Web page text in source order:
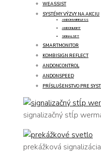
WEASSIST
SYSTÉMY VÝZVY NA AKCIU
ANDONWIRELESS
ANDONLIGHT
SIGNALSET
SMARTMONITOR
KOMBISIGN REFLECT
ANDONCONTROL
ANDONSPEED
PRÍSLUŠENSTVO PRE
signalizačný stĺp
prekážková signalizácia